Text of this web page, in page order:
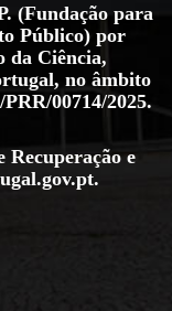
(Fundação para
Público) por
da Ciência,
no âmbito
00714/2025.
Recuperação e
.